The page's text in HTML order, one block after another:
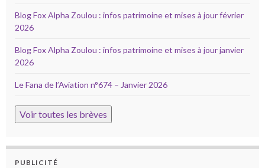
Blog Fox Alpha Zoulou : infos patrimoine et mises à jour février
2026
Blog Fox Alpha Zoulou : infos patrimoine et mises à jour janvier
2026
Le Fana de l’Aviation n°674 – Janvier 2026
Voir toutes les brèves
PUBLICITÉ